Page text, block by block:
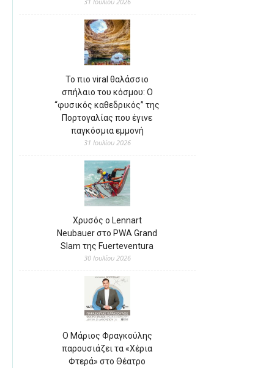
Το πιο viral θαλάσσιο
σπήλαιο του κόσμου: Ο
“φυσικός καθεδρικός” της
Πορτογαλίας που έγινε
παγκόσμια εμμονή
31 Ιουλίου 2026
Χρυσός ο Lennart
Neubauer στο PWA Grand
Slam της Fuerteventura
30 Ιουλίου 2026
Ο Μάριος Φραγκούλης
παρουσιάζει τα «Χέρια
Φτερά» στο Θέατρο